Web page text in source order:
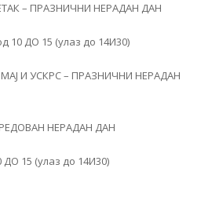
– ПРАЗНИЧНИ НЕРАДАН ДАН
10 ДО 15 (улаз до 14И30)
МАЈ И УСКРС – ПРАЗНИЧНИ НЕРАДАН
НЕРАДАН ДАН
ДО 15 (улаз до 14И30)